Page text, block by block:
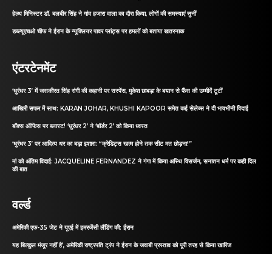
हेल्थ मिनिस्टर डॉ. बलबीर सिंह ने गांव हजारा वाला का दौरा किया, लोगों की समस्याएं सुनीं
डब्ल्यूएचओ चीफ ने ईरान के न्यूक्लियर पावर प्लांट्स पर हमलों को बताया खतरनाक
एंटरटेनमेंट
‘धुरंधर 3’ में जसकीरत सिंह रांगी की कहानी पर सस्पेंस, मुकेश छाबड़ा के बयान से फैंस की उम्मीदें टूटीं
आखिरी सफर में साथ: KARAN JOHAR, KHUSHI KAPOOR समेत कई सेलेब्स ने दी भावभीनी विदाई
बॉक्स ऑफिस पर ब्लास्ट! ‘धुरंधर 2’ ने ‘बॉर्डर 2’ को किया ध्वस्त
‘धुरंधर 3’ पर आदित्य धर का बड़ा इशारा: “क्रेडिट्स खत्म होने तक सीट मत छोड़ना!”
मां को अंतिम विदाई: JACQUELINE FERNANDEZ ने गंगा में किया अस्थि विसर्जन, सनातन धर्म पर कही दिल
की बात
वर्ल्ड
अमेरिकी एफ-35 जेट ने यूएई में इमरजेंसी लैंडिंग की: ईरान
यह बिल्कुल मंजूर नहीं है’, अमेरिकी राष्ट्रपति ट्रंप ने ईरान के जवाबी प्रस्ताव को पूरी तरह से किया खारिज